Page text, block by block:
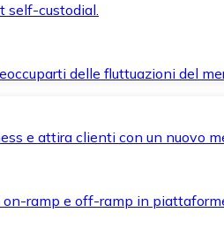
self-custodial.
delle fluttuazioni del
e attira clienti con un nuovo
ramp e off-ramp in